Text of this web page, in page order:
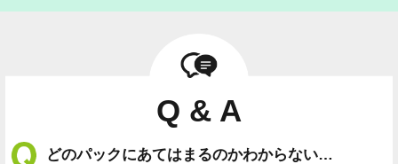
Q & A
どのパックにあてはまるのかわからない…